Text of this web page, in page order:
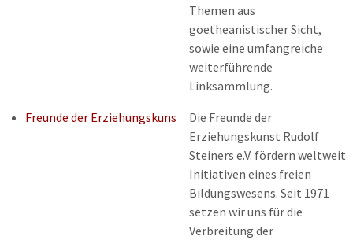
Themen aus
goetheanistischer Sicht,
sowie eine umfangreiche
weiterführende
Linksammlung.
Freunde der Erziehungskuns
Die Freunde der
Erziehungskunst Rudolf
Steiners e.V. fördern weltweit
Initiativen eines freien
Bildungswesens. Seit 1971
setzen wir uns für die
Verbreitung der